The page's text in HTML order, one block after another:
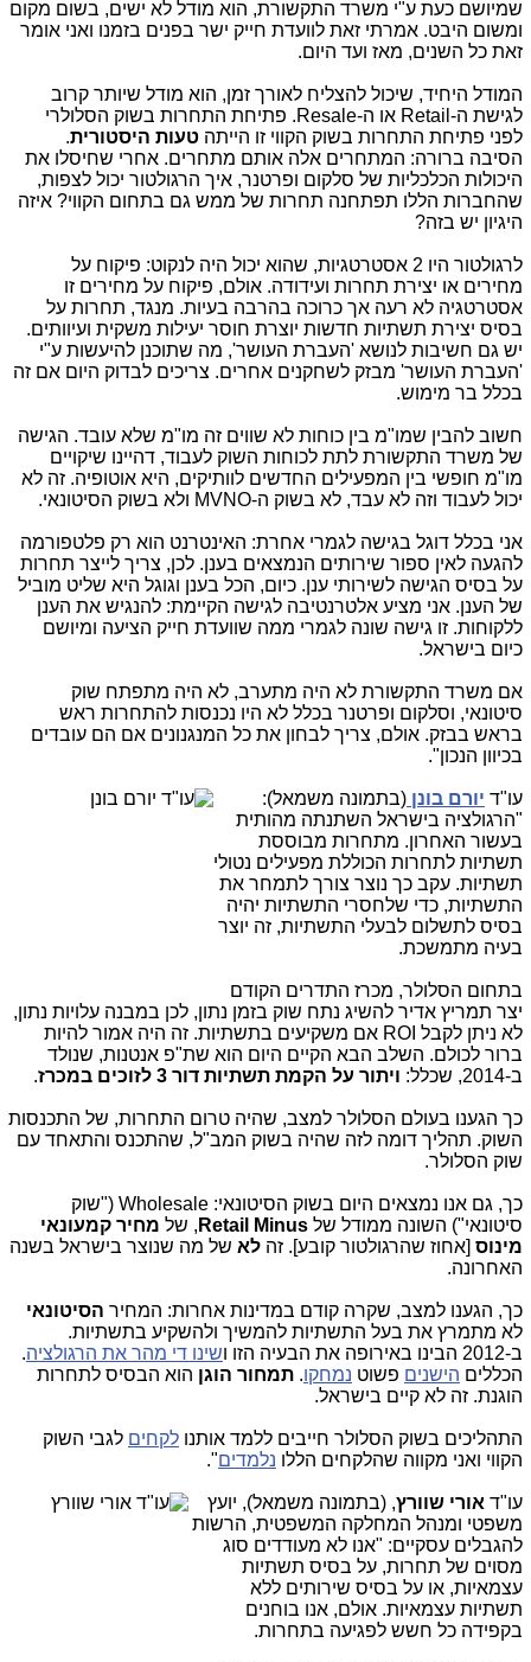
שמיושם כעת ע"י משרד התקשורת, הוא מודל לא ישים, בשום מקום
ומשום היבט. אמרתי זאת לוועדת חייק ישר בפנים בזמנו ואני אומר
זאת כל השנים, מאז ועד היום.
המודל היחיד, שיכול להצליח לאורך זמן, הוא מודל שיותר קרוב
לגישת ה-Retail או ה-Resale. פתיחת התחרות בשוק הסלולרי
לפני פתיחת התחרות בשוק הקווי זו הייתה טעות היסטורית.
הסיבה ברורה: המתחרים אלה אותם מתחרים. אחרי שחיסלו את
היכולות הכלכליות של סלקום ופרטנר, איך הרגולטור יכול לצפות,
שהחברות הללו תפתחנה תחרות של ממש גם בתחום הקווי? איזה
היגיון יש בזה?
לרגולטור היו 2 אסטרטגיות, שהוא יכול היה לנקוט: פיקוח על
מחירים או יצירת תחרות ועידודה. אולם, פיקוח על מחירים זו
אסטרטגיה לא רעה אך כרוכה בהרבה בעיות. מנגד, תחרות על
בסיס יצירת תשתיות חדשות יוצרת חוסר יעילות משקית ועיוותים.
יש גם חשיבות לנושא 'העברת העושר', מה שתוכנן להיעשות ע"י
'העברת העושר' מבזק לשחקנים אחרים. צריכים לבדוק היום אם זה
בכלל בר מימוש.
חשוב להבין שמו"מ בין כוחות לא שווים זה מו"מ שלא עובד. הגישה
של משרד התקשורת לתת לכוחות השוק לעבוד, דהיינו שיקויים
מו"מ חופשי בין המפעילים החדשים לוותיקים, היא אוטופיה. זה לא
יכול לעבוד וזה לא עבד, לא בשוק ה-MVNO ולא בשוק הסיטונאי.
אני בכלל דוגל בגישה לגמרי אחרת: האינטרנט הוא רק פלטפורמה
להגעה לאין ספור שירותים הנמצאים בענן. לכן, צריך לייצר תחרות
על בסיס הגישה לשירותי ענן. כיום, הכל בענן וגוגל היא שליט מוביל
של הענן. אני מציע אלטרנטיבה לגישה הקיימת: להנגיש את הענן
ללקוחות. זו גישה שונה לגמרי ממה שוועדת חייק הציעה ומיושם
כיום בישראל.
אם משרד התקשורת לא היה מתערב, לא היה מתפתח שוק
סיטונאי, וסלקום ופרטנר בכלל לא היו נכנסות להתחרות ראש
בראש בבזק. אולם, צריך לבחון את כל המנגנונים אם הם עובדים
בכיוון הנכון".
עו"ד יורם בונן (בתמונה משמאל):
"הרגולציה בישראל השתנתה מהותית
בעשור האחרון. מתחרות מבוססת
תשתיות לתחרות הכוללת מפעילים נטולי
תשתיות. עקב כך נוצר צורך לתמחר את
התשתיות, כדי שלחסרי התשתיות יהיה
בסיס לתשלום לבעלי התשתיות, זה יוצר
בעיה מתמשכת.
בתחום הסלולר, מכרז התדרים הקודם
יצר תמריץ אדיר להשיג נתח שוק בזמן נתון, לכן במבנה עלויות נתון,
לא ניתן לקבל ROI אם משקיעים בתשתיות. זה היה אמור להיות
ברור לכולם. השלב הבא הקיים היום הוא שת"פ אנטנות, שנולד
ב-2014, שכלל:
ויתור על הקמת תשתיות דור 3 לזוכים במכרז .
כך הגענו בעולם הסלולר למצב, שהיה טרום התחרות, של התכנסות
השוק. תהליך דומה לזה שהיה בשוק המב"ל, שהתכנס והתאחד עם
שוק הסלולר.
כך, גם אנו נמצאים היום בשוק הסיטונאי: Wholesale ("שוק
סיטונאי") השונה ממודל של Retail Minus , של מחיר קמעונאי
מינוס [אחוז שהרגולטור קובע]. זה לא של מה שנוצר בישראל בשנה
האחרונה.
כך, הגענו למצב, שקרה קודם במדינות אחרות: המחיר הסיטונאי
לא מתמרץ את בעל התשתיות להמשיך ולהשקיע בתשתיות.
ב-2012 הבינו באירופה את הבעיה הזו ו
שינו די מהר את הרגולציה.
הכללים הישנים פשוט נמחקו. תמחור הוגן הוא הבסיס לתחרות
הוגנת. זה לא קיים בישראל.
התהליכים בשוק הסלולר חייבים ללמד אותנו לקחים לגבי השוק
הקווי ואני מקווה שהלקחים הללו נלמדים".
עו"ד אורי שוורץ, (בתמונה משמאל), יועץ
משפטי ומנהל המחלקה המשפטית, הרשות
להגבלים עסקיים: "אנו לא מעודדים סוג
מסוים של תחרות, על בסיס תשתיות
עצמאיות, או על בסיס שירותים ללא
תשתיות עצמאיות. אולם, אנו בוחנים
בקפידה כל חשש לפגיעה בתחרות.